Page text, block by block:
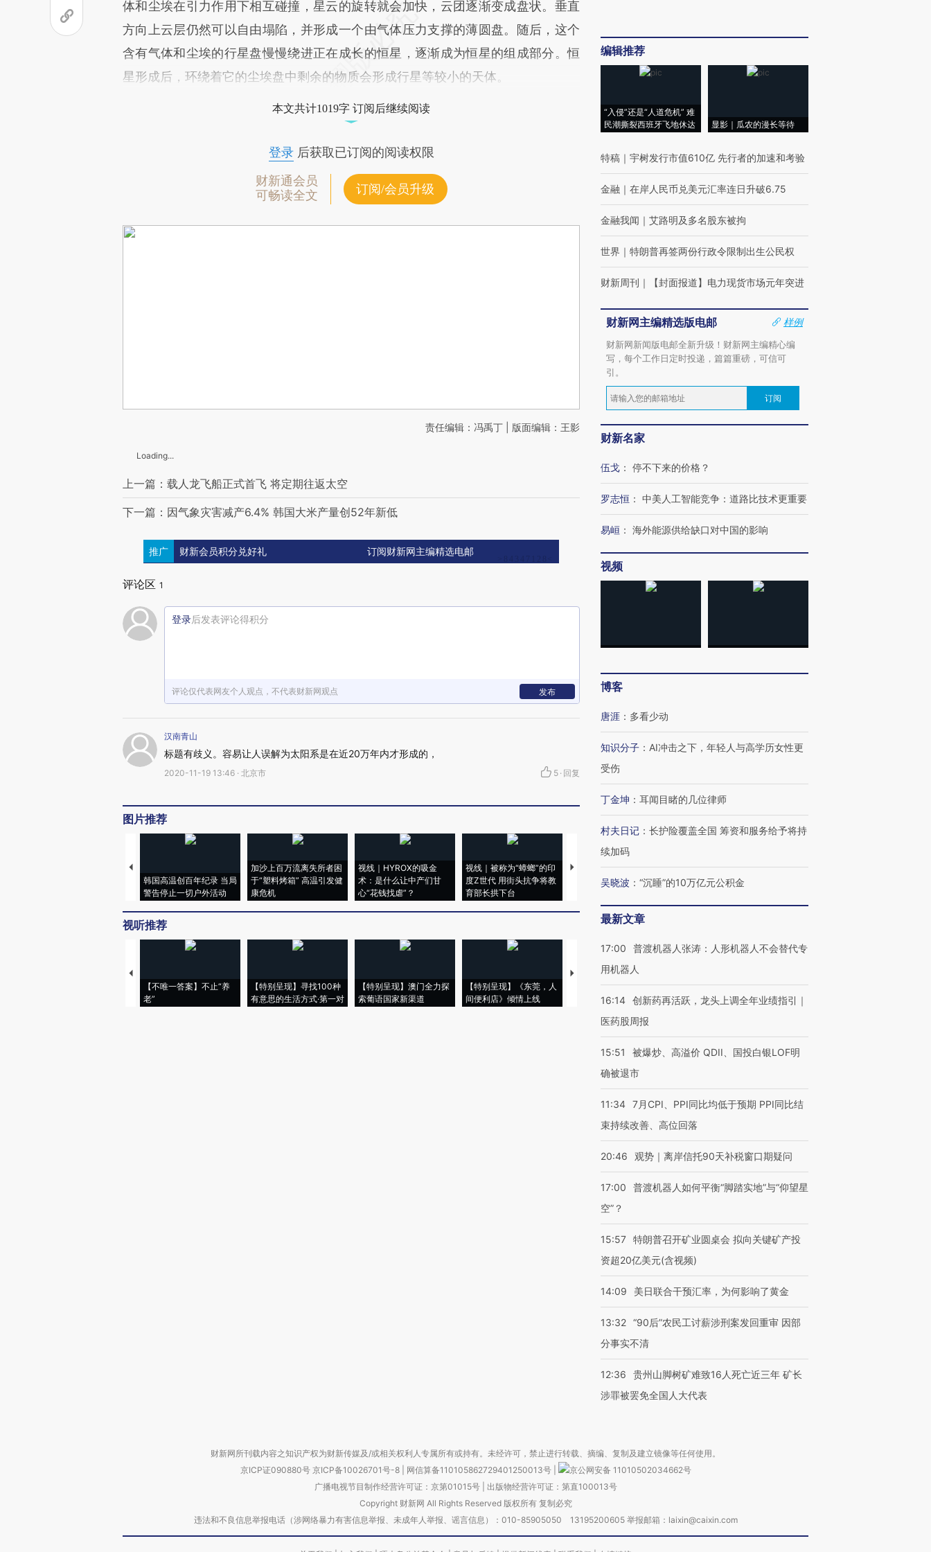
体和尘埃在引力作用下相互碰撞，星云的旋转就会加快，云团逐渐变成盘状。垂直
方向上云层仍然可以自由塌陷，并形成一个由气体压力支撑的薄圆盘。随后，这个
含有气体和尘埃的行星盘慢慢绕进正在成长的恒星，逐渐成为恒星的组成部分。恒
星形成后，环绕着它的尘埃盘中剩余的物质会形成行星等较小的天体。
本文共计1019字 订阅后继续阅读
登录后获取已订阅的阅读权限
财新通会员
可畅读全文
订阅/会员升级
责任编辑：冯禹丁 | 版面编辑：王影
Loading...
上一篇：载人龙飞船正式首飞 将定期往返太空
下一篇：因气象灾害减产6.4% 韩国大米产量创52年新低
推广 财新会员积分兑好礼 订阅财新网主编精选电邮
评论区 1
登录后发表评论得积分
评论仅代表网友个人观点，不代表财新网观点 发布
汉南青山
标题有歧义。容易让人误解为太阳系是在近20万年内才形成的，
2020-11-19 13:46 · 北京市 5 · 回复
图片推荐
韩国高温创百年纪录 当局
警告停止一切户外活动
加沙上百万流离失所者困
于“塑料烤箱” 高温引发健
康危机
视线｜HYROX的吸金
术：是什么让中产们甘
心“花钱找虐”？
视线｜被称为“蟑螂”的印
度Z世代 用街头抗争将教
育部长拱下台
视线｜“入侵”还是“人道危
机”？难民潮撕裂西班牙
湖北宜昌局部短时降雨
128毫米 紧急转移近
哈尔滨遭遇短时极端强降
视听推荐
【不唯一答案】不止“养
老”
【特别呈现】寻找100种
有意思的生活方式·第一对
【特别呈现】澳门全力探
索葡语国家新渠道
【特别呈现】《东莞，人
间便利店》倾情上线
【推广】走进第四届链博
会，让数智科技“链”接产
【特别呈现】寻找100种
有意思的生活方式·第三对
CFO：不靠规模取胜，华
住三大增长引擎是什么？
编辑推荐
“入侵”还是“人道危机” 难
民潮撕裂西班牙飞地休达
显影｜瓜农的漫长等待
特稿 ｜ 宇树发行市值610亿 先行者的加速和考验
金融 ｜ 在岸人民币兑美元汇率连日升破6.75
金融我闻 ｜ 艾路明及多名股东被拘
世界 ｜ 特朗普再签两份行政令限制出生公民权
财新周刊 ｜ 【封面报道】电力现货市场元年突进
财新网主编精选版电邮
样例
财新网新闻版电邮全新升级！财新网主编精心编
写，每个工作日定时投递，篇篇重磅，可信可
引。
订阅
财新名家
伍戈 ： 停不下来的价格？
罗志恒 ： 中美人工智能竞争：道路比技术更重要
易峘 ： 海外能源供给缺口对中国的影响
视频
博客
唐涯 ： 多看少动
知识分子 ： AI冲击之下，年轻人与高学历女性更
受伤
丁金坤 ： 耳闻目睹的几位律师
村夫日记 ： 长护险覆盖全国 筹资和服务给予将持
续加码
吴晓波 ： “沉睡”的10万亿元公积金
最新文章
17:00
普渡机器人张涛：人形机器人不会替代专
用机器人
16:14 创新药再活跃，龙头上调全年业绩指引｜
医药股周报
15:51
被爆炒、高溢价 QDII、国投白银LOF明
确被退市
11:34 7月CPI、PPI同比均低于预期 PPI同比结
束持续改善、高位回落
20:46 观势｜离岸信托90天补税窗口期疑问
17:00
普渡机器人如何平衡“脚踏实地”与“仰望星
空”？
15:57 特朗普召开矿业圆桌会 拟向关键矿产投
资超20亿美元(含视频)
14:09 美日联合干预汇率，为何影响了黄金
13:32 “90后”农民工讨薪涉刑案发回重审 因部
分事实不清
12:36
贵州山脚树矿难致16人死亡近三年 矿长
涉罪被罢免全国人大代表
财新网所刊载内容之知识产权为财新传媒及/或相关权利人专属所有或持有。未经许可，禁止进行转载、摘编、复制及建立镜像等任何使用。
京ICP证090880号 京ICP备10026701号-8 网信算备110105862729401250013号
京公网安备 11010502034662号
广播电视节目制作经营许可证：京第01015号| 出版物经营许可证：第直100013号
Copyright 财新网 All Rights Reserved 版权所有 复制必究
违法和不良信息举报电话（涉网络暴力有害信息举报、未成年人举报、谣言信息）：010-85905050 13195200605 举报邮箱：laixin@caixin.com